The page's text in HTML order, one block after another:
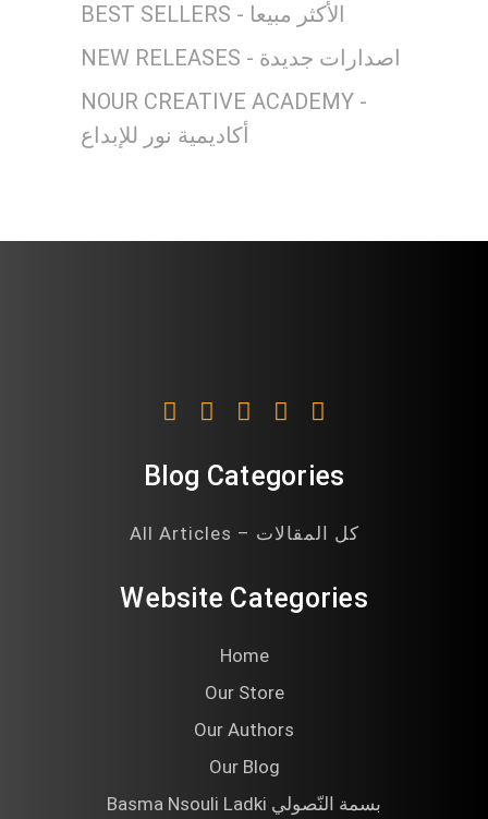
BEST SELLERS - الأكثر مبيعا
NEW RELEASES - اصدارات جديدة
NOUR CREATIVE ACADEMY -
أكاديمية نور للإبداع
Blog Categories
All Articles – كل المقالات
Website Categories
Home
Our Store
Our Authors
Our Blog
Basma Nsouli Ladki بسمة النّصولي